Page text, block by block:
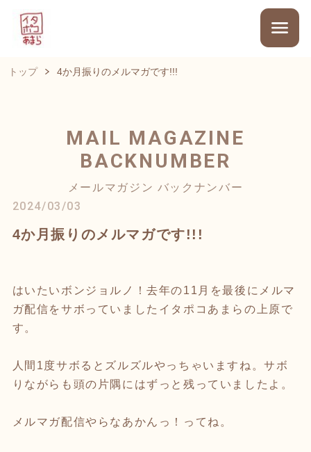
トップ 4か月振りのメルマガです!!!
MAIL MAGAZINE
BACKNUMBER
メールマガジン バックナンバー
2024/03/03
4か月振りのメルマガです!!!
はいたいボンジョルノ！去年の11月を最後にメルマ
ガ配信をサボっていましたイタポコあまらの上原で
す。
人間1度サボるとズルズルやっちゃいますね。サボ
りながらも頭の片隅にはずっと残っていましたよ。
メルマガ配信やらなあかんっ！ってね。